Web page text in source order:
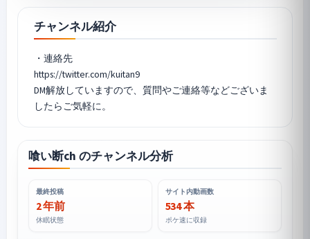
チャンネル紹介
・連絡先
https://twitter.com/kuitan9
DM解放していますので、質問やご連絡等などございま
したらご気軽に。
喰い断ch のチャンネル分析
最終投稿
2 年前
休眠状態
サイト内動画数
534 本
ポケ速に収録